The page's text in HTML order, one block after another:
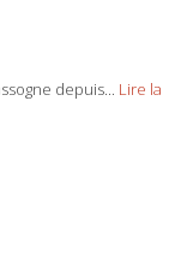
depuis... Lire la